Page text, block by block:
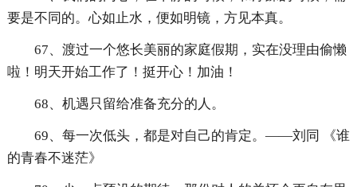
要是不同的。心如止水，便如明镜，方见本真。
67、渡过一个悠长美丽的家庭假期，实在没理由偷懒
啦！明天开始工作了！挺开心！加油！
68、机遇只留给准备充分的人。
69、每一次低头，都是对自己的肯定。——刘同 《谁
的青春不迷茫》